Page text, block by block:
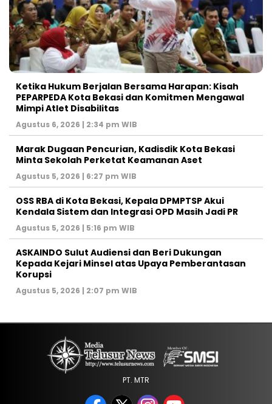
Ketika Hukum Berjalan Bersama Harapan: Kisah
PEPARPEDA Kota Bekasi dan Komitmen Mengawal
Mimpi Atlet Disabilitas
Agustus 6, 2026 | 2:34 pm WIB
‎Marak Dugaan Pencurian, Kadisdik Kota Bekasi
Minta Sekolah Perketat Keamanan Aset
Agustus 5, 2026 | 6:27 pm WIB
‎OSS RBA di Kota Bekasi, Kepala DPMPTSP Akui
Kendala Sistem dan Integrasi OPD Masih Jadi PR
Agustus 5, 2026 | 5:16 pm WIB
ASKAINDO Sulut Audiensi dan Beri Dukungan
Kepada Kejari Minsel atas Upaya Pemberantasan
Korupsi
Agustus 5, 2026 | 2:07 pm WIB
PT. MTR